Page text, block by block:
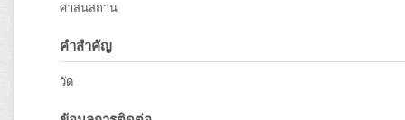
ศาสนสถาน
คำสำคัญ
วัด